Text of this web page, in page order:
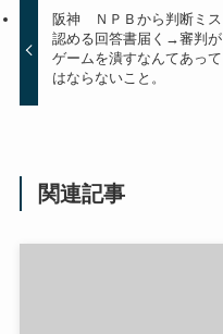
阪神 ＮＰＢから判断ミス
認める回答書届く→審判が
ゲームを潰すなんてあって
はならないこと。
関連記事